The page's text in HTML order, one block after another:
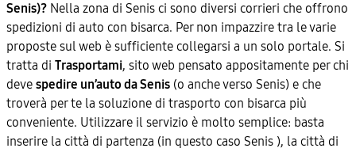
Senis)? Nella zona di Senis ci sono diversi corrieri che offrono
spedizioni di auto con bisarca. Per non impazzire tra le varie
proposte sul web è sufficiente collegarsi a un solo portale. Si
tratta di Trasportami, sito web pensato appositamente per chi
deve spedire un’auto da Senis (o anche verso Senis) e che
troverà per te la soluzione di trasporto con bisarca più
conveniente. Utilizzare il servizio è molto semplice: basta
inserire la città di partenza (in questo caso Senis ), la città di